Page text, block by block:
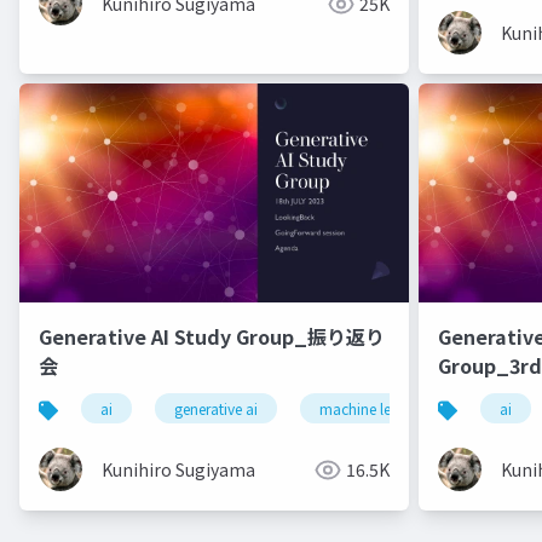
Generative AI Study Group_振り返り
会
ai generative ai machine learning deep
Kunihiro Sugiyama 16.5K
ai